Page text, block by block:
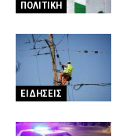
ΠΟΛΙΤΙΚΗ
ΕΙΔΗΣΕΙΣ